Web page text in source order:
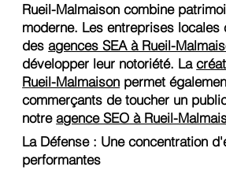
Rueil-Malmaison combine
moderne. Les entreprises locales
desagences SEA à Rueil-
développer leur notoriété. La
Rueil-Malmaison permet
commerçants de toucher un
notreagence SEO à Rueil-
La Défense : Une concentration
performantes